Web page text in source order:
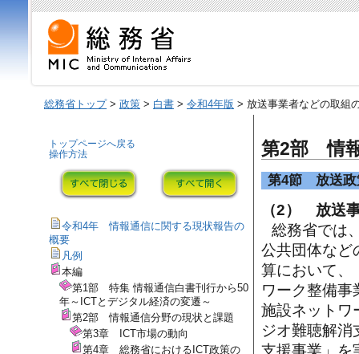
総務省トップ> 政策 > 白書 > 令和4年版 > 放送事業者などの取組
第2部 情
第4節 放送政
（2） 放送
総務省では
公共団体など
算において、
ワーク整備事
施設ネットワ
ジオ難聴解消
支援事業」を
トップページへ戻る
操作方法
令和4年 情報通信に関する現状報告の
概要
凡例
本編
第1部 特集 情報通信白書刊行から50
年～ICTとデジタル経済の変遷～
第2部 情報通信分野の現状と課題
第3章 ICT市場の動向
第4章 総務省におけるICT政策の